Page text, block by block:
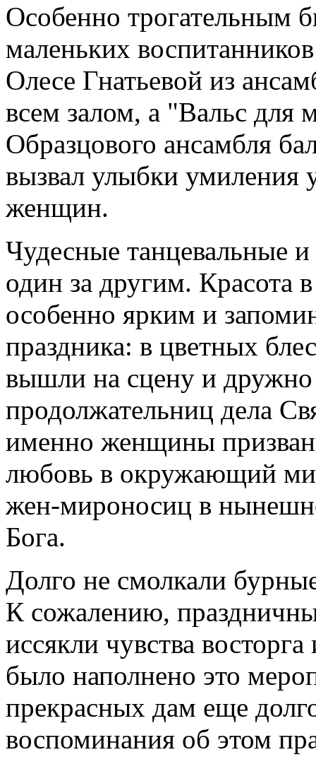
Особенно трогательным
маленьких
Олесе Гнатьевой из
всем залом, а "Вальс для
Образцового ансамбля
вызвал улыбки умиления
женщин.
Чудесные танцевальные
один за другим. Красота
особенно ярким и
праздника: в цветных
вышли на сцену и
продолжательниц дела
именно женщины
любовь в окружающий
жен-мироносиц в
Бога.
Долго не смолкали
К сожалению,
иссякли чувства
было наполнено это
прекрасных дам еще
воспоминания об этом